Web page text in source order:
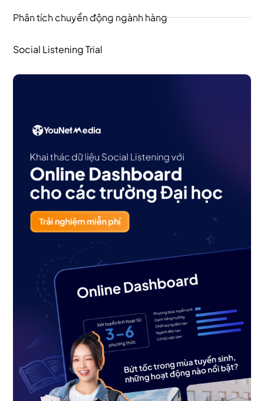
Phân tích chuyển động ngành hàng
Social Listening Trial